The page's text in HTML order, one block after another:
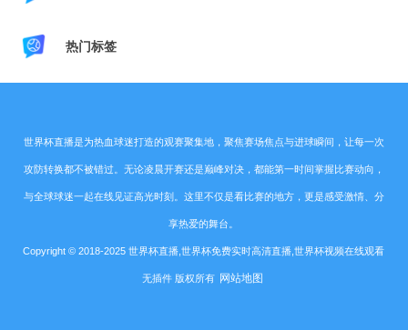
热门标签
世界杯直播是为热血球迷打造的观赛聚集地，聚焦赛场焦点与进球瞬间，让每一次
攻防转换都不被错过。无论凌晨开赛还是巅峰对决，都能第一时间掌握比赛动向，
与全球球迷一起在线见证高光时刻。这里不仅是看比赛的地方，更是感受激情、分
享热爱的舞台。
Copyright © 2018-2025 世界杯直播,世界杯免费实时高清直播,世界杯视频在线观看
无插件 版权所有 网站地图